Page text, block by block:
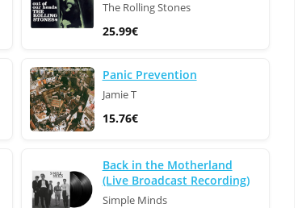
The Rolling Stones
25.99€
Panic Prevention
Jamie T
15.76€
Back in the Motherland
(Live Broadcast Recording)
Simple Minds